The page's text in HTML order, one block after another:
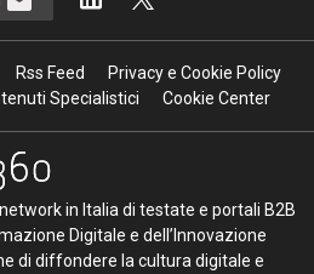
Rss Feed
Privacy e Cookie Policy
Specialistici
Cookie Center
in Italia di testate e portali B2B
Digitale e dell’Innovazione
di diffondere la cultura digitale e